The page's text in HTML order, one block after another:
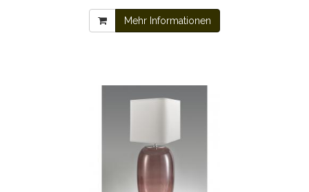
Mehr Informationen